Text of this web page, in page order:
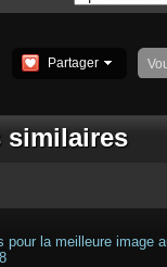
Partager
similaires
pour la meilleure image